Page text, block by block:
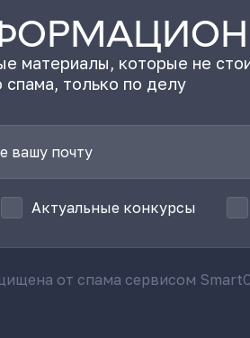
материалы, которые не
спама, только по делу
Актуальные конкурсы
от спама сервисом